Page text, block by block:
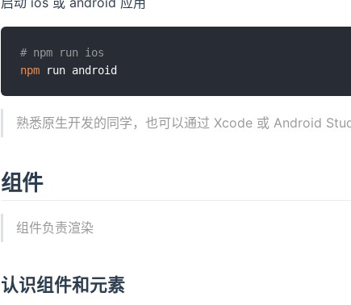
# npm run ios
npm
熟悉原生开发的同学，也可以通过 Xcode 或 Android
组件
组件负责渲染
认识组件和元素